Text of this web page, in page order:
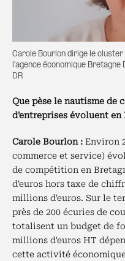
Carole Bourlon dirige le
l'agence économique
DR
Que pèse le nautisme de
d'entreprises évoluent en
Carole Bourlon : Environ
commerce et service)
de compétition en
d'euros hors taxe de
millions d'euros. Sur le
près de 200 écuries de
totalisent un budget de
millions d'euros HT
cette activité